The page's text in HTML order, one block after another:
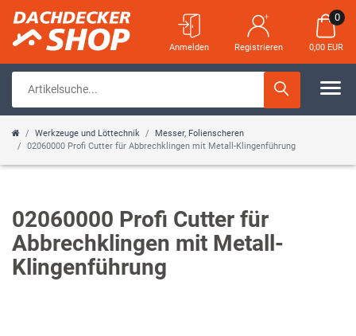
Anmelden Registrieren
0
0,00 EUR
Werkzeuge und Löttechnik
Messer, Folienscheren
02060000 Profi Cutter für Abbrechklingen mit Metall-Klingenführung
02060000 Profi Cutter für
Abbrechklingen mit Metall-
Klingenführung